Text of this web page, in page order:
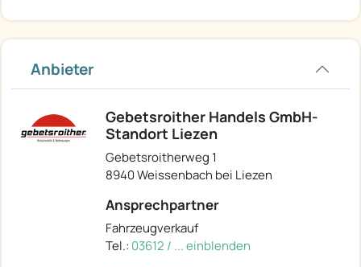
Anbieter
Gebetsroither Handels GmbH-
Standort Liezen
Gebetsroitherweg 1
8940 Weissenbach bei Liezen
Ansprechpartner
Fahrzeugverkauf
Tel.: 03612 / ... einblenden